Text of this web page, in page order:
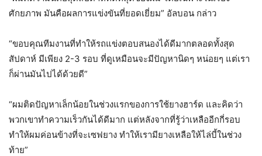
ศักยภาพ มันคือผลการแข่งขันที่ยอดเยี่ยม” อัลบอน กล่าว
“ขอบคุณทีมงานที่ทำให้รถแข่งตอบสนองได้ดีมากตลอดทั้งสุด
สัปดาห์ มีเพียง 2-3 รอบ ที่ดูเหมือนจะมีปัญหานิดๆ หน่อยๆ แต่เรา
ก็ผ่านมันไปได้ด้วยดี”
“ผมติดปัญหาเล็กน้อยในช่วงแรกของการใช้ยางฮาร์ด และคิดว่า
พวกเขาทำความเร็วกันได้ดีมาก แต่หลังจากที่รู้ว่าเหลืออีกกี่รอบ
ทำให้ผมค่อนข้างที่จะเซฟยาง ทำให้เรามียางเหลือให้ไล่บี้ในช่วง
ท้าย”